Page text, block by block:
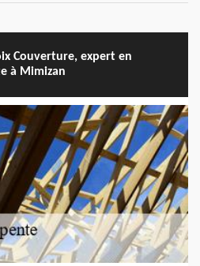
Couverture, expert en
à Mimizan